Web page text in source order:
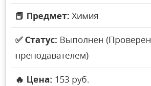
📕 Предмет: Химия
✅ Статус: Выполнен (Проверен
преподавателем)
🔥 Цена: 153 руб.